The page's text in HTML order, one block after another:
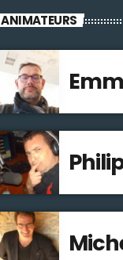
ANIMATEURS